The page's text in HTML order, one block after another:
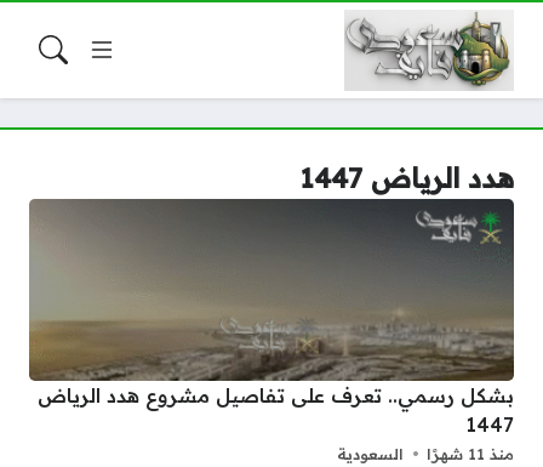
هدد الرياض 1447
بشكل رسمي.. تعرف على تفاصيل مشروع هدد الرياض
1447
منذ 11 شهرًا السعودية